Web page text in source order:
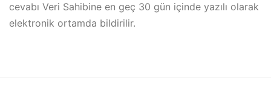
cevabı Veri Sahibine en geç 30 gün içinde yazılı olarak
elektronik ortamda bildirilir.